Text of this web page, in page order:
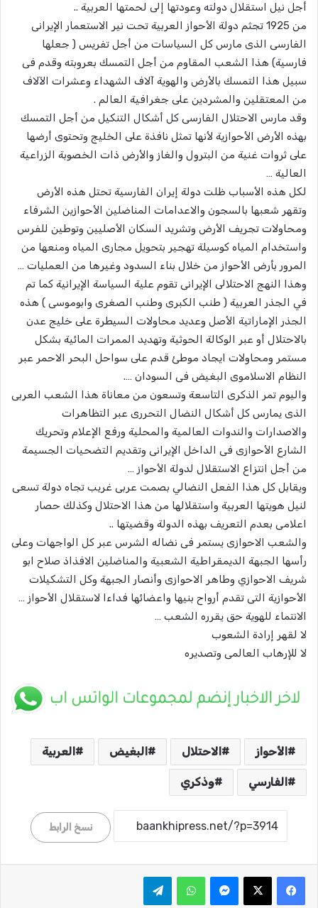
أجل نيل استقلال دولته وعودتها إلى لحمتها العربية ..
من 1925 تجثم دولة الأحواز العربية تحت نير الاستعمار الإيرانى
الفارسى الذى مارس كل السياسات من أجل تفريس ( جعلها
فارسية) هذا الشعب المقاوم من أجل التمسك بعروبته وقدم فى
سبيل هذا التمسك بالأرض والهوية آلاف الشهداء وعشرات الآلاف
من المعتقلين والمشردين على جغرافية العالم .
وقد مارس الاحتلال الفارسى كل أشكال التنكيل من أجل التمسك
بهذه الأرض الأحوازية لأنها تمثل نافذة على الخليج وتحتوى أرضها
على ثروات غنية من البترول والغاز والأرض ذات الخصوبة الزراعية
العالية …
لكل هذه الأسباب ظلت دولة إيران الفارسية تحتل هذه الأرض
وتقهر شعبها بالسجون والاعدامات المناضلين الأحوازين الشرفاء
ومحاولات تجريف الأرض وتشريد السكان الأصليين وتوطين للفرس
واستخدام المياه كوسيلة تهجير بتحويل مجارى المياه ومنعها من
المرور بأرض الأحواز من خلال بناء السدود وغيرها من العمليات …
وهذا النهج الاحتلالى الإيرانى تقوم علية السياسة الإيرانية كما تم
في الجذر العربية ( طنب الكبرى وطنب الصغرى وابوموسى ) هذه
الجذر الإماراتية الأصل وعديد محاولات السيطرة على خليج عدن
بالاحتلال أو عبر الوكالة الحوثية وتهديد الممرات المائية بشكل
مستمر ومحاولات ايجاد موطئ قدم على سواحل البحر الاحمر عبر
النظام الاسلاموى البغيض فى السودان ….
واليوم تمر الذكرى التاسعة وتسعون من معاناة هذا الشعب العربى
الذى يمارس كل أشكال النضال التحررى عبر التظاهرات
والاصدارات والندوات العالمية والمحلية ورفع الإعلام وتحريك
الشارع الأحوازى فى الداخل الإيرانى وتقديم التضحيات الجسيمة
من أجل انتزاع الاستقلال لدولة الأحواز …
ويقابل كل هذا الفعل النضالي بصمت عربى غريب تجاه دولة تسعى
لنيل هويتها العربية واستقلالها من هذا الاحتلال وكذلك حصار
اعلامى بعدم التعريف بهذه الدولة وقضيتها ..
والشعب الاحوازى يستمر فى نضاله الشرس عبر كل الواجهات وعلى
رأسها الجبهة الديمقراطية الشعبية والمناضلين الافذاذ صلاح ابو
شريف الاحوازي وطاهر الاحوازى وأنصار الجبهة وكل التشكيلات
الأحوازية التى تقدم أرواح بنيها واعضائها فداءا لاستقلال الأحواز …
الانتماء للهوية حق يقرره الشعب …
لا لقهر إرادة الشعوب
لا للإرهاب العالمى وتصديره
الأحواز الاحتلال البغيض العربية
الفارسي وذكري
نسخ الرابط
واتساب